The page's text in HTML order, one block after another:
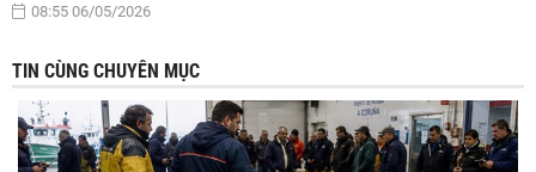
08:55 06/05/2026
TIN CÙNG CHUYÊN MỤC